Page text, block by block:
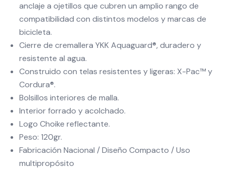
anclaje a ojetillos que cubren un amplio rango de
compatibilidad con distintos modelos y marcas de
bicicleta.
Cierre de cremallera YKK Aquaguard®, duradero y
resistente al agua.
Construido con telas resistentes y ligeras: X-Pac™ y
Cordura®.
Bolsillos interiores de malla.
Interior forrado y acolchado.
Logo Choike reflectante.
Peso: 120gr.
Fabricación Nacional / Diseño Compacto / Uso
multipropósito